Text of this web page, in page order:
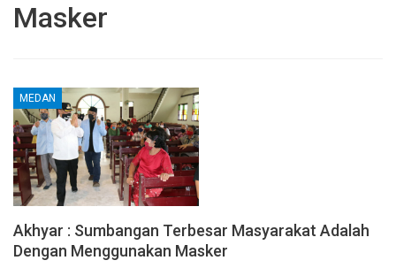
Masker
MEDAN
Akhyar : Sumbangan Terbesar Masyarakat Adalah
Dengan Menggunakan Masker